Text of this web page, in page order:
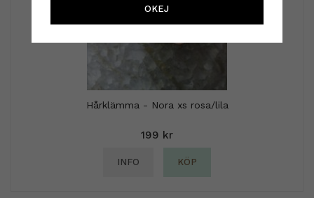
Hårklämma - Nora xs rosa/lila
199 kr
INFO KÖP
OKEJ